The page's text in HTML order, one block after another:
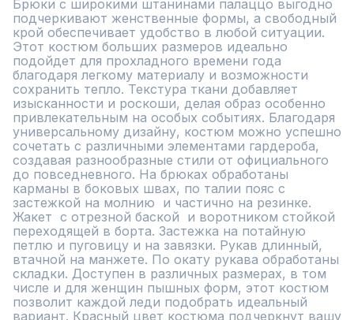
Брюки с широкими штанинами палаццо выгодно
подчеркивают женственные формы, а свободный
крой обеспечивает удобство в любой ситуации.
Этот костюм больших размеров идеально
подойдет для прохладного времени года
благодаря легкому материалу и возможности
сохранить тепло. Текстура ткани добавляет
изысканности и роскоши, делая образ особенно
привлекательным на особых событиях. Благодаря
универсальному дизайну, костюм можно успешно
сочетать с различными элементами гардероба,
создавая разнообразные стили от официального
до повседневного. На брюках обработаны
карманы в боковых швах, по талии пояс с
застежкой на молнию  и частично на резинке.
Жакет  с отрезной баской  и воротником стойкой
переходящей в борта. Застежка на потайную
петлю и пуговицу и на завязки. Рукав длинный,
втачной на манжете. По окату рукава обработаны
складки. Доступен в различных размерах, в том
числе и для женщин пышных форм, этот костюм
позволит каждой леди подобрать идеальный
вариант. Красный цвет костюма подчеркнут вашу